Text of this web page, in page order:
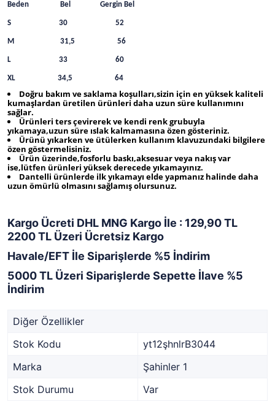
Beden Bel Gergin Bel
S 30 52
M 31,5 56
L 33 60
XL 34,5 64
Doğru bakım ve saklama koşulları,sizin için en yüksek kaliteli
kumaşlardan üretilen ürünleri daha uzun süre kullanımını
sağlar.
Ürünleri ters çevirerek ve kendi renk grubuyla
yıkamaya,uzun süre ıslak kalmamasına özen gösteriniz.
Ürünü yıkarken ve ütülerken kullanım klavuzundaki bilgilere
özen göstermelisiniz.
Ürün üzerinde,fosforlu baskı,aksesuar veya nakış var
ise,lütfen ürünleri yüksek derecede yıkamayınız.
Dantelli ürünlerde ilk yıkamayı elde yapmanız halinde daha
uzun ömürlü olmasını sağlamış olursunuz.
Kargo Ücreti DHL MNG Kargo İle : 129,90 TL
2200 TL Üzeri Ücretsiz Kargo
Havale/EFT İle Siparişlerde %5 İndirim
5000 TL Üzeri Siparişlerde Sepette İlave %5
İndirim
Diğer Özellikler
Stok Kodu
yt12şhnlrB3044
Marka
Şahinler 1
Stok Durumu
Var